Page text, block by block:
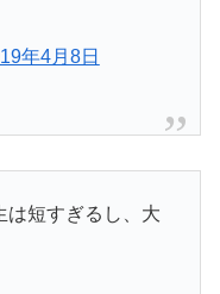
年4月8日
は短すぎるし、大